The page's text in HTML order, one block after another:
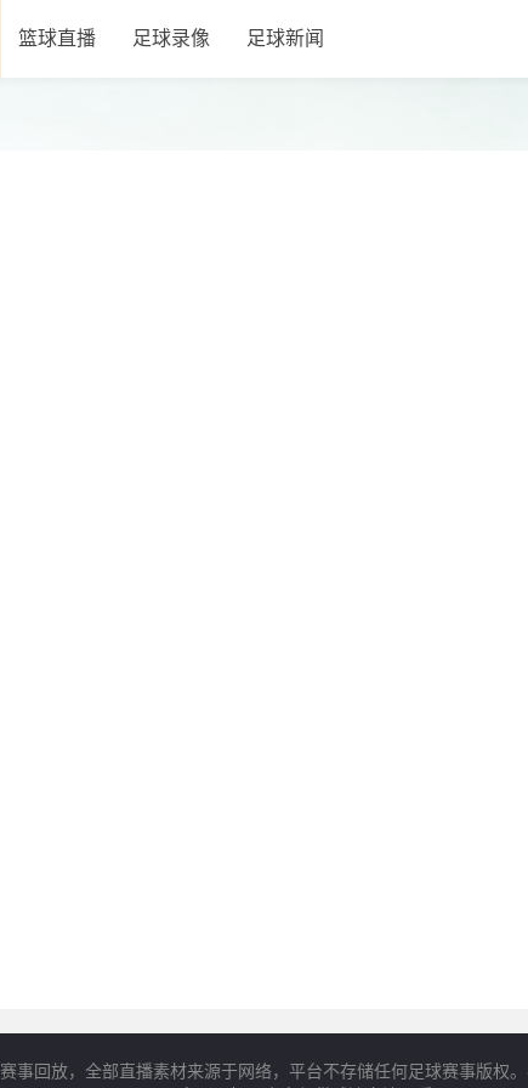
篮球直播 足球录像 足球新闻
事回放，全部直播素材来源于网络，平台不存储任何足球赛事版权